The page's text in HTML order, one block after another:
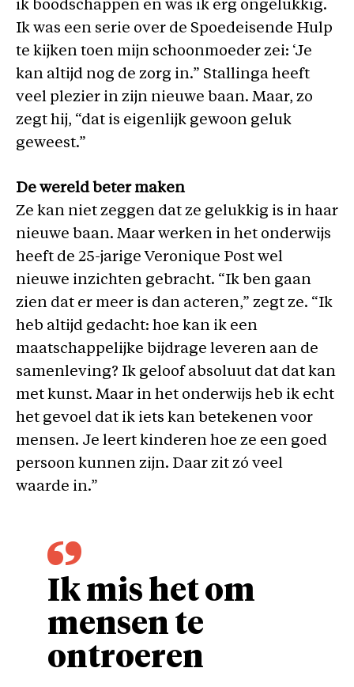
ik boodschappen en was ik erg ongelukkig.
Ik was een serie over de Spoedeisende Hulp
te kijken toen mijn schoonmoeder zei: ‘Je
kan altijd nog de zorg in.” Stallinga heeft
veel plezier in zijn nieuwe baan. Maar, zo
zegt hij, “dat is eigenlijk gewoon geluk
geweest.”
De wereld beter maken
Ze kan niet zeggen dat ze gelukkig is in haar
nieuwe baan. Maar werken in het onderwijs
heeft de 25-jarige Veronique Post wel
nieuwe inzichten gebracht. “Ik ben gaan
zien dat er meer is dan acteren,” zegt ze. “Ik
heb altijd gedacht: hoe kan ik een
maatschappelijke bijdrage leveren aan de
samenleving? Ik geloof absoluut dat dat kan
met kunst. Maar in het onderwijs heb ik echt
het gevoel dat ik iets kan betekenen voor
mensen. Je leert kinderen hoe ze een goed
persoon kunnen zijn. Daar zit zó veel
waarde in.”
Ik mis het om
mensen te
ontroeren